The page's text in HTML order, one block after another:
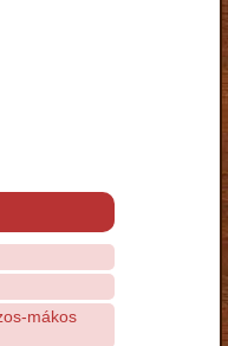
mákos